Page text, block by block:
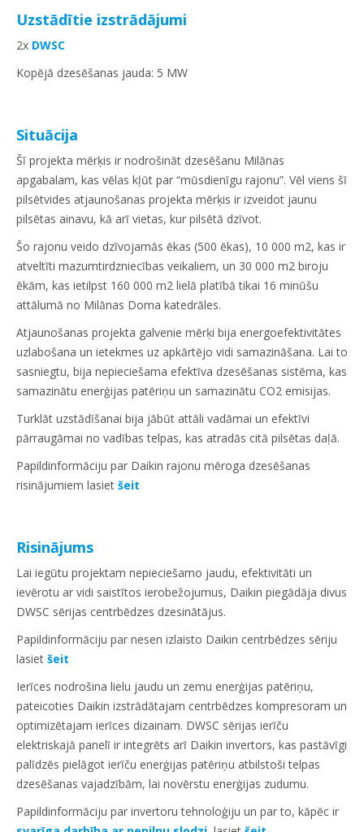
Uzstādītie izstrādājumi
2x DWSC
Kopējā dzesēšanas jauda: 5 MW
Situācija
Šī projekta mērķis ir nodrošināt dzesēšanu Milānas
apgabalam, kas vēlas kļūt par “mūsdienīgu rajonu”. Vēl viens šī
pilsētvides atjaunošanas projekta mērķis ir izveidot jaunu
pilsētas ainavu, kā arī vietas, kur pilsētā dzīvot.
Šo rajonu veido dzīvojamās ēkas (500 ēkas), 10 000 m2, kas ir
atveltīti mazumtirdzniecības veikaliem, un 30 000 m2 biroju
ēkām, kas ietilpst 160 000 m2 lielā platībā tikai 16 minūšu
attālumā no Milānas Doma katedrāles.
Atjaunošanas projekta galvenie mērķi bija energoefektivitātes
uzlabošana un ietekmes uz apkārtējo vidi samazināšana. Lai to
sasniegtu, bija nepieciešama efektīva dzesēšanas sistēma, kas
samazinātu enerģijas patēriņu un samazinātu CO2 emisijas.
Turklāt uzstādīšanai bija jābūt attāli vadāmai un efektīvi
pārraugāmai no vadības telpas, kas atradās citā pilsētas daļā.
Papildinformāciju par Daikin rajonu mēroga dzesēšanas
risinājumiem lasiet šeit
Risinājums
Lai iegūtu projektam nepieciešamo jaudu, efektivitāti un
ievērotu ar vidi saistītos ierobežojumus, Daikin piegādāja divus
DWSC sērijas centrbēdzes dzesinātājus.
Papildinformāciju par nesen izlaisto Daikin centrbēdzes sēriju
lasiet šeit
Ierīces nodrošina lielu jaudu un zemu enerģijas patēriņu,
pateicoties Daikin izstrādātajam centrbēdzes kompresoram un
optimizētajam ierīces dizainam. DWSC sērijas ierīču
elektriskajā panelī ir integrēts arī Daikin invertors, kas pastāvīgi
palīdzēs pielāgot ierīču enerģijas patēriņu atbilstoši telpas
dzesēšanas vajadzībām, lai novērstu enerģijas zudumu.
Papildinformāciju par invertoru tehnoloģiju un par to, kāpēc ir